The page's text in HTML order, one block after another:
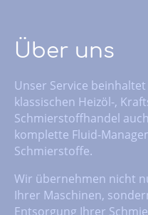
Über uns
Unser Service
klassischen Heizöl-,
Schmierstoffhandel
komplette Fluid-
Schmierstoffe.
Wir übernehmen nicht
Ihrer Maschinen,
Entsorgung Ihrer